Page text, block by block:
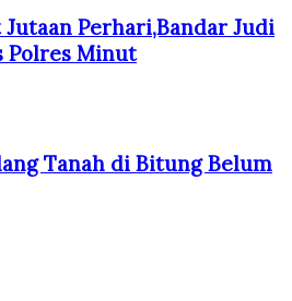
Perhari,Bandar Judi
Polres Minut
Tanah di Bitung Belum